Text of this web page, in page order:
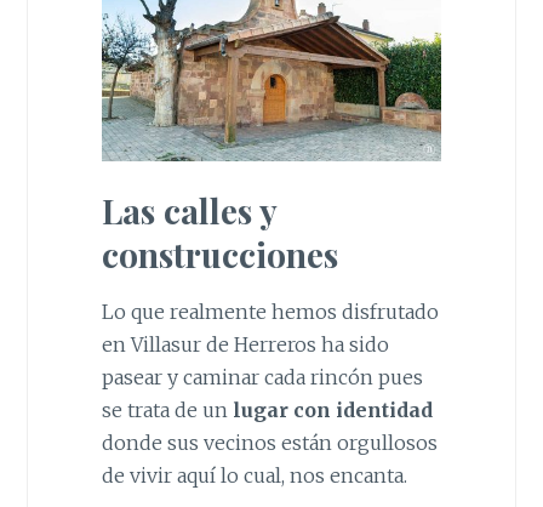
Las calles y
construcciones
Lo que realmente hemos disfrutado
en Villasur de Herreros ha sido
pasear y caminar cada rincón pues
se trata de un lugar con identidad
donde sus vecinos están orgullosos
de vivir aquí lo cual, nos encanta.